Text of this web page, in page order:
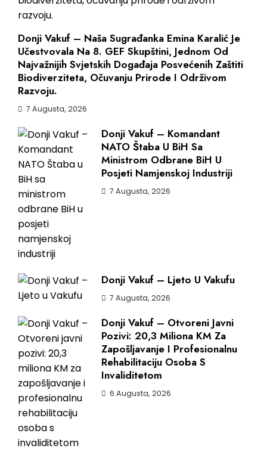
Donji Vakuf – Naša Sugrađanka Emina Karalić Je
Učestvovala Na 8. GEF Skupštini, Jednom Od
Najvažnijih Svjetskih Događaja Posvećenih Zaštiti
Biodiverziteta, Očuvanju Prirode I Održivom
Razvoju.
7 Augusta, 2026
Donji Vakuf – Komandant
NATO Štaba U BiH Sa
Ministrom Odbrane BiH U
Posjeti Namjenskoj Industriji
7 Augusta, 2026
Donji Vakuf – Ljeto U Vakufu
7 Augusta, 2026
Donji Vakuf – Otvoreni Javni
Pozivi: 20,3 Miliona KM Za
Zapošljavanje I Profesionalnu
Rehabilitaciju Osoba S
Invaliditetom
6 Augusta, 2026